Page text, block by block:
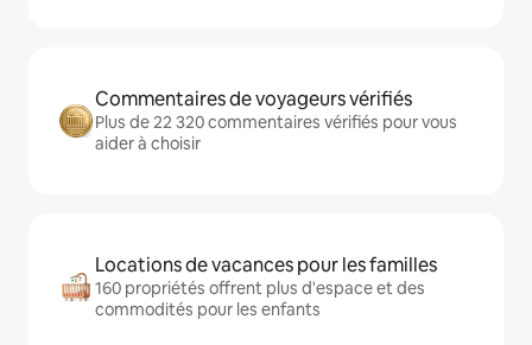
Commentaires de voyageurs vérifiés
Plus de 22 320 commentaires vérifiés pour vous
aider à choisir
Locations de vacances pour les familles
160 propriétés offrent plus d'espace et des
commodités pour les enfants